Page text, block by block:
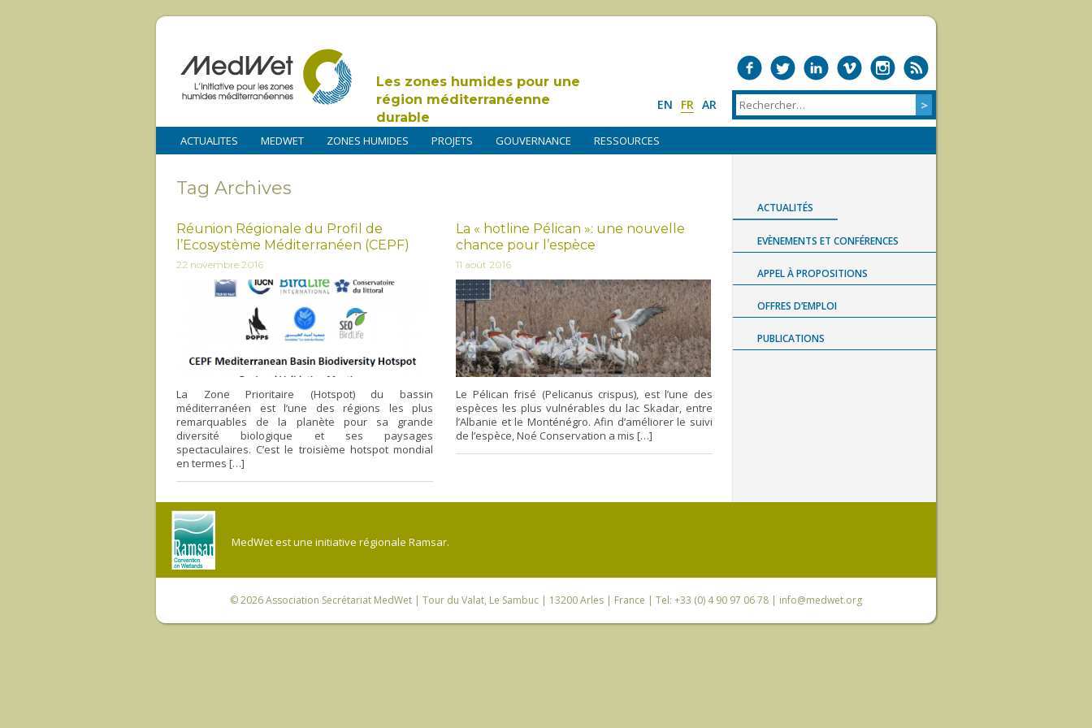
Les zones humides pour une
région méditerranéenne
durable
EN FR AR
ACTUALITES MEDWET ZONES HUMIDES PROJETS GOUVERNANCE RESSOURCES
Tag Archives
Réunion Régionale du Profil de
l’Ecosystème Méditerranéen (CEPF)
22 novembre 2016
La Zone Prioritaire (Hotspot) du bassin
méditerranéen est l’une des régions les plus
remarquables de la planète pour sa grande
diversité biologique et ses paysages
spectaculaires. C’est le troisième hotspot mondial
en termes […]
La « hotline Pélican »: une nouvelle
chance pour l’espèce
11 août 2016
Le Pélican frisé (Pelicanus crispus), est l’une des
espèces les plus vulnérables du lac Skadar, entre
l’Albanie et le Monténégro. Afin d’améliorer le suivi
de l’espèce, Noé Conservation a mis […]
ACTUALITÉS
EVÈNEMENTS ET CONFÉRENCES
APPEL À PROPOSITIONS
OFFRES D’EMPLOI
PUBLICATIONS
MedWet est une initiative régionale Ramsar.
© 2026Association Secrétariat MedWet | Tour du Valat, Le Sambuc | 13200 Arles | France | Tel: +33 (0) 4 90 97 06 78 | info@medwet.org